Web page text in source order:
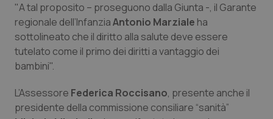
Marche
Molise
Provincia Autonoma di Bolzano
Donna & Salute
Epatiti
Infezioni & Febbre
"A tal proposito – proseguono dalla Giunta -, il Garante
regionale dell’InfanziaAntonio Marziale ha
sottolineato che il diritto alla salute deve essere
tutelato come il primo dei diritti a vantaggio dei
bambini".
L’Assessore Federica Roccisano, presente anche il
presidente della commissione consiliare “sanità”